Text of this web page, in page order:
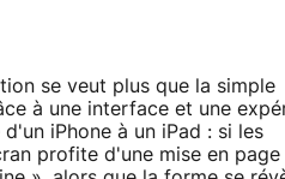
se veut plus que la simple
à une interface et une
iPhone à un iPad : si les
profite d'une mise en page